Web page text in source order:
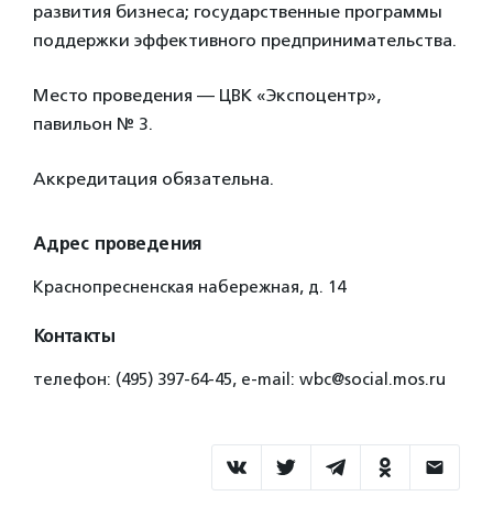
развития бизнеса; государственные программы
поддержки эффективного предпринимательства.
Место проведения — ЦВК «Экспоцентр»,
павильон № 3.
Аккредитация обязательна.
Адрес проведения
Краснопресненская набережная, д. 14
Контакты
телефон: (495) 397-64-45, е-mail: wbc@social.mos.ru